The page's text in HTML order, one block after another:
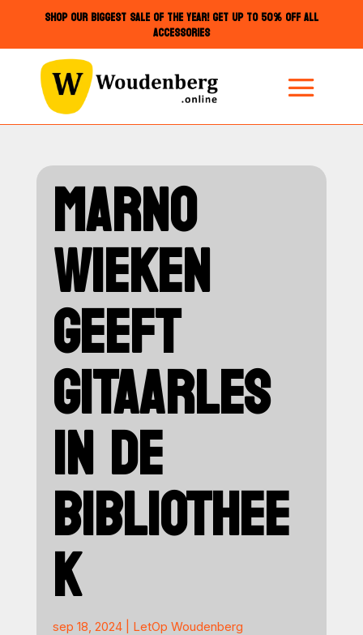
SHOP OUR BIGGEST SALE OF THE YEAR! GET UP TO 50% OFF ALL
ACCESSORIES
MARNO
WIEKEN
GEEFT
GITAARLES
IN DE
BIBLIOTHEE
K
sep 18, 2024| LetOp Woudenberg